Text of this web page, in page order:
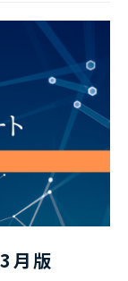
月版